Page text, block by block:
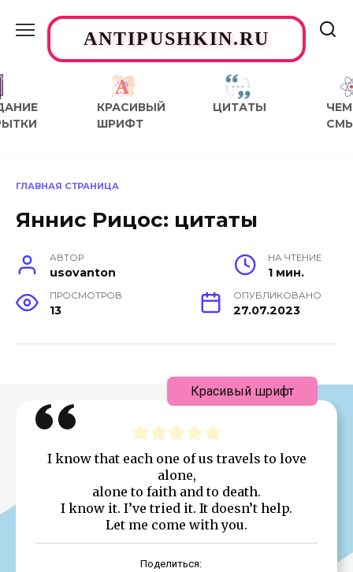
содержаниюANTIPUSHKIN.RU
КРАСИВЫЙ
ШРИФТ
ЦИТАТЫ
ЧЕМ
ГЛАВНАЯ СТРАНИЦА
Яннис Рицос: цитаты
АВТОР
usovanton
НА ЧТЕНИЕ
1 мин.
ПРОСМОТРОВ
13
ОПУБЛИКОВАНО
27.07.2023
I know that each one of us travels to love
alone,
alone to faith and to death.
I know it. I’ve tried it. It doesn’t help.
Let me come with you.
Поделиться:
Красивый шрифт